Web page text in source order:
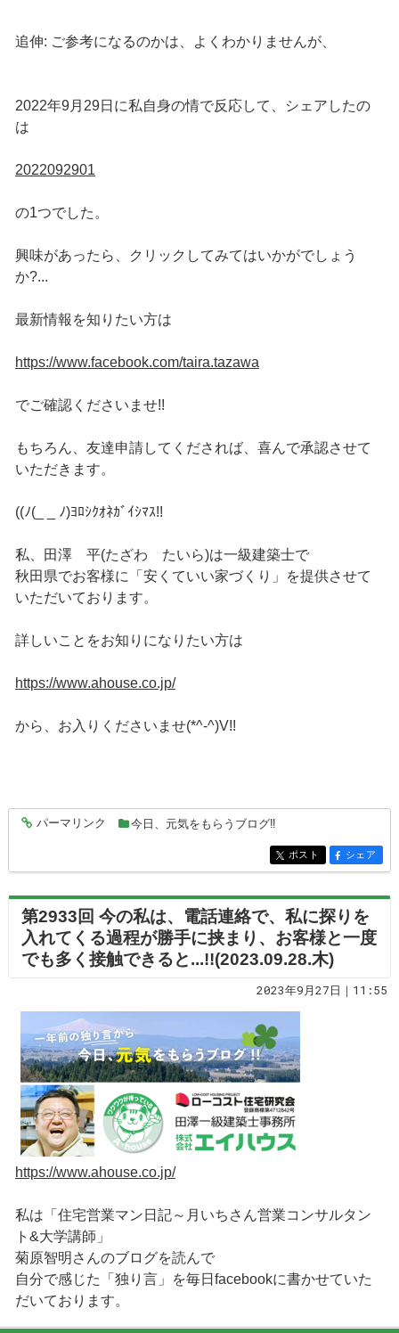
追伸: ご参考になるのかは、よくわかりませんが、
2022年9月29日に私自身の情で反応して、シェアしたの
は
2022092901
の1つでした。
興味があったら、クリックしてみてはいかがでしょう
か?...
最新情報を知りたい方は
https://www.facebook.com/taira.tazawa
でご確認くださいませ!!
もちろん、友達申請してくだされば、喜んで承認させて
いただきます。
((ﾉ(_ _ ﾉ)ﾖﾛｼｸｵﾈｶﾞｲｼﾏｽ!!
私、田澤 平(たざわ たいら)は一級建築士で
秋田県でお客様に「安くていい家づくり」を提供させて
いただいております。
詳しいことをお知りになりたい方は
https://www.ahouse.co.jp/
から、お入りくださいませ(*^-^)V!!
entry8339
パーマリンク 今日、元気をもらうブログ‼
entry8339
ポスト entry8339
シェア
第2933回 今の私は、電話連絡で、私に探りを
入れてくる過程が勝手に挟まり、お客様と一度
でも多く接触できると...!!(2023.09.28.木)
2023年9月27日｜11:55
https://www.ahouse.co.jp/
私は「住宅営業マン日記～月いちさん営業コンサルタン
ト&大学講師」
菊原智明さんのブログを読んで
自分で感じた「独り言」を毎日facebookに書かせていた
だいております。